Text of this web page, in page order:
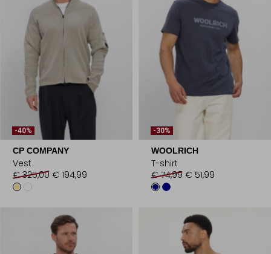
-40%
CP COMPANY
Vest
€ 325,00 € 194,99
-30%
WOOLRICH
T-shirt
€ 74,99 € 51,99